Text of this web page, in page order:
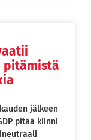
jälkeen
pitää kiinni